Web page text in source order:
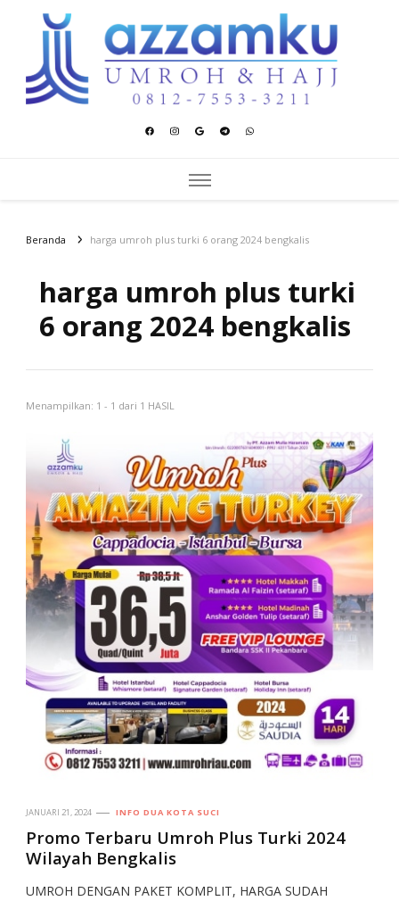
Azzamku Umroh dan Hajj
Beranda harga umroh plus turki 6 orang 2024 bengkalis
harga umroh plus turki
6 orang 2024 bengkalis
Menampilkan: 1 - 1 dari 1 HASIL
JANUARI 21, 2024 INFO DUA KOTA SUCI
Promo Terbaru Umroh Plus Turki 2024
Wilayah Bengkalis
UMROH DENGAN PAKET KOMPLIT, HARGA SUDAH